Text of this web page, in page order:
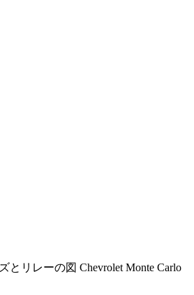
とリレーの図 Chevrolet Monte Carlo